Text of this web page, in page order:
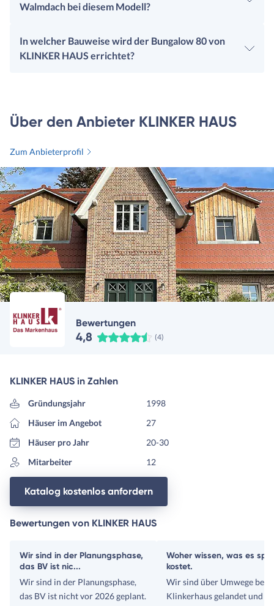
Walmdach bei diesem Modell?
In welcher Bauweise wird der Bungalow 80 von
KLINKER HAUS errichtet?
Über den Anbieter KLINKER HAUS
Zum Anbieterprofil
Bewertungen
4,8 (4)
KLINKER HAUS in Zahlen
Gründungsjahr
1998
Häuser im Angebot
27
Häuser pro Jahr
20-30
Mitarbeiter
12
Katalog kostenlos anfordern
Bewertungen von KLINKER HAUS
Wir sind in der Planungsphase,
das BV ist nic...
Wir sind in der Planungsphase,
das BV ist nicht vor 2026 geplant.
Woher wissen, was es
kostet.
Wir sind über Umwege bei
Klinkerhaus gelandet und